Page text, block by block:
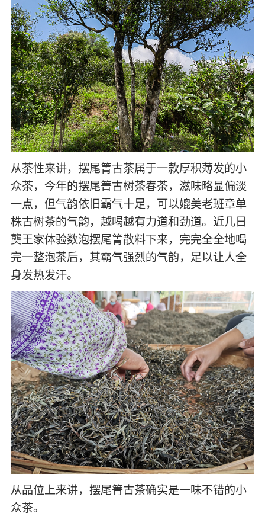
从茶性来讲，摆尾箐古茶属于一款厚积薄发的小
众茶，今年的摆尾箐古树茶春茶，滋味略显偏淡
一点，但气韵依旧霸气十足，可以媲美老班章单
株古树茶的气韵，越喝越有力道和劲道。近几日
龑王家体验数泡摆尾箐散料下来，完完全全地喝
完一整泡茶后，其霸气强烈的气韵，足以让人全
身发热发汗。
从品位上来讲，摆尾箐古茶确实是一味不错的小
众茶。